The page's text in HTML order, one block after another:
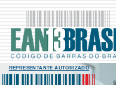
REPRESENTANTE AUTORIZADO